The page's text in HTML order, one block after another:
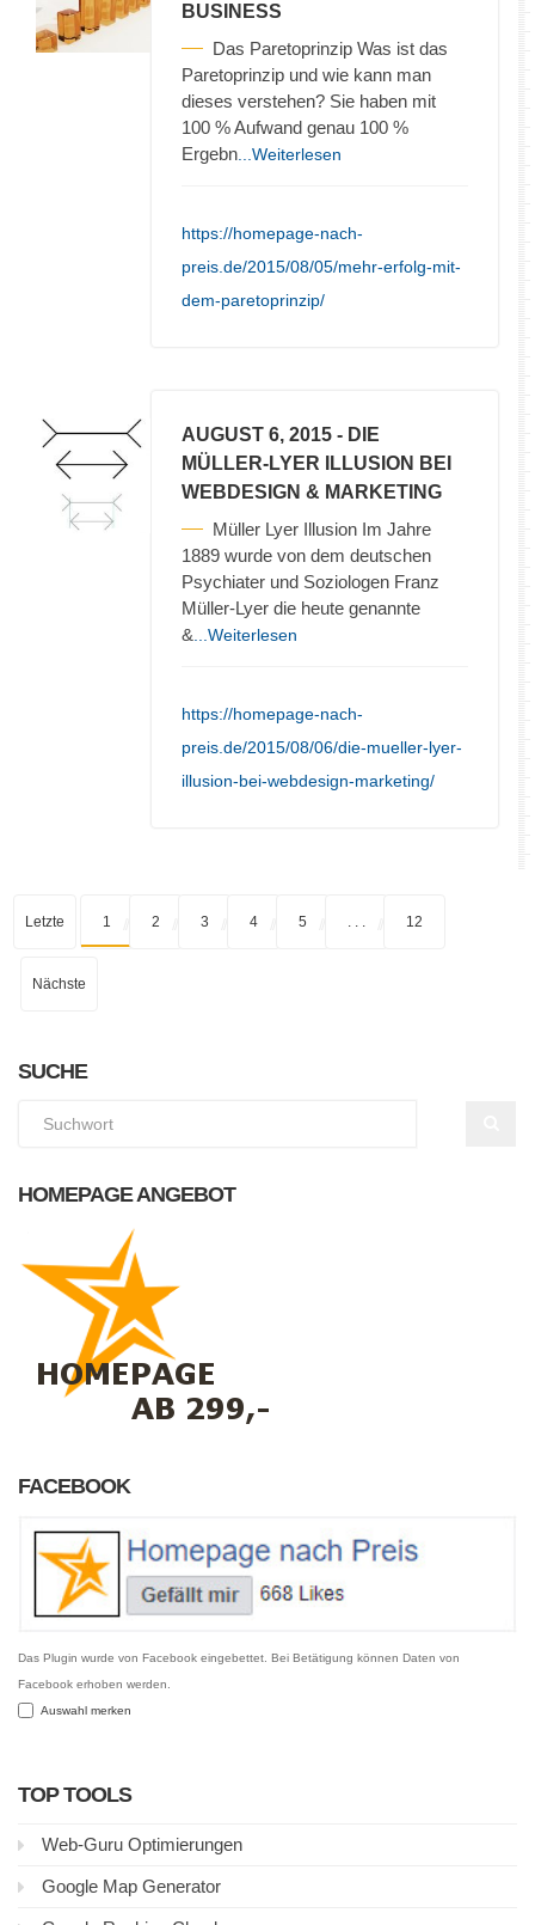
BUSINESS
Das Paretoprinzip Was ist das
Paretoprinzip und wie kann man
dieses verstehen? Sie haben mit
100 % Aufwand genau 100 %
Ergebn ...Weiterlesen
https://homepage-nach-
preis.de/2015/08/05/mehr-erfolg-mit-
dem-paretoprinzip/
AUGUST 6, 2015 - DIE
MÜLLER-LYER ILLUSION BEI
WEBDESIGN & MARKETING
Müller Lyer Illusion Im Jahre
1889 wurde von dem deutschen
Psychiater und Soziologen Franz
Müller-Lyer die heute genannte
& ...Weiterlesen
https://homepage-nach-
preis.de/2015/08/06/die-mueller-lyer-
illusion-bei-webdesign-marketing/
Letzte 1 2 3 4 5 12
Nächste
SUCHE
HOMEPAGE ANGEBOT
FACEBOOK
Das Plugin wurde von Facebook eingebettet. Bei Betätigung können Daten von
Facebook erhoben werden.
Auswahl merken
TOP TOOLS
Web-Guru Optimierungen
Google Map Generator